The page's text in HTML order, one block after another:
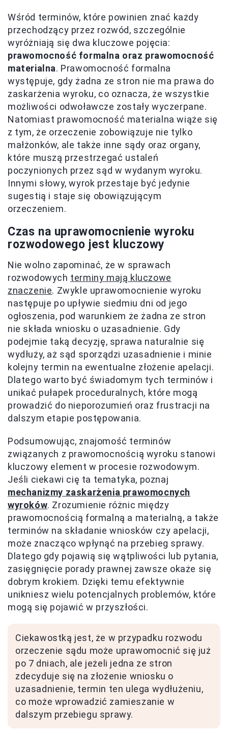
Wśród terminów, które powinien znać każdy
przechodzący przez rozwód, szczególnie
wyróżniają się dwa kluczowe pojęcia:
prawomocność formalna oraz prawomocność
materialna. Prawomocność formalna
występuje, gdy żadna ze stron nie ma prawa do
zaskarżenia wyroku, co oznacza, że wszystkie
możliwości odwoławcze zostały wyczerpane.
Natomiast prawomocność materialna wiąże się
z tym, że orzeczenie zobowiązuje nie tylko
małżonków, ale także inne sądy oraz organy,
które muszą przestrzegać ustaleń
poczynionych przez sąd w wydanym wyroku.
Innymi słowy, wyrok przestaje być jedynie
sugestią i staje się obowiązującym
orzeczeniem.
Czas na uprawomocnienie wyroku
rozwodowego jest kluczowy
Nie wolno zapominać, że w sprawach
rozwodowych terminy mają kluczowe
znaczenie. Zwykle uprawomocnienie wyroku
następuje po upływie siedmiu dni od jego
ogłoszenia, pod warunkiem że żadna ze stron
nie składa wniosku o uzasadnienie. Gdy
podejmie taką decyzję, sprawa naturalnie się
wydłuży, aż sąd sporządzi uzasadnienie i minie
kolejny termin na ewentualne złożenie apelacji.
Dlatego warto być świadomym tych terminów i
unikać pułapek proceduralnych, które mogą
prowadzić do nieporozumień oraz frustracji na
dalszym etapie postępowania.
Podsumowując, znajomość terminów
związanych z prawomocnością wyroku stanowi
kluczowy element w procesie rozwodowym.
Jeśli ciekawi cię ta tematyka, poznaj
mechanizmy zaskarżenia prawomocnych
wyroków. Zrozumienie różnic między
prawomocnością formalną a materialną, a także
terminów na składanie wniosków czy apelacji,
może znacząco wpłynąć na przebieg sprawy.
Dlatego gdy pojawią się wątpliwości lub pytania,
zasięgnięcie porady prawnej zawsze okaże się
dobrym krokiem. Dzięki temu efektywnie
unikniesz wielu potencjalnych problemów, które
mogą się pojawić w przyszłości.
Ciekawostką jest, że w przypadku rozwodu
orzeczenie sądu może uprawomocnić się już
po 7 dniach, ale jeżeli jedna ze stron
zdecyduje się na złożenie wniosku o
uzasadnienie, termin ten ulega wydłużeniu,
co może wprowadzić zamieszanie w
dalszym przebiegu sprawy.